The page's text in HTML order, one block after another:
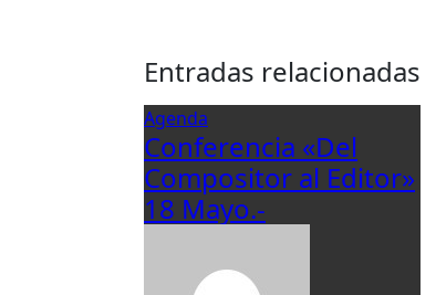
Entradas relacionadas
Agenda
Conferencia «Del
Compositor al Editor»
18 Mayo.-